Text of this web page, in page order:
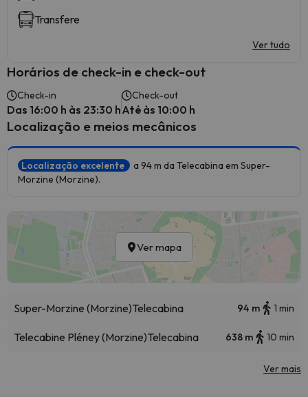
Transfere
Ver tudo
Horários de check-in e check-out
Check-in
Das 16:00 h às 23:30 h
Check-out
Até às 10:00 h
Localização e meios mecânicos
Localização excelente
a 94 m da Telecabina em Super-
Morzine (Morzine).
Ver mapa
Super-Morzine (Morzine)Telecabina 94 m 1 min
Telecabine Pléney (Morzine)Telecabina 638 m 10 min
Ver mais